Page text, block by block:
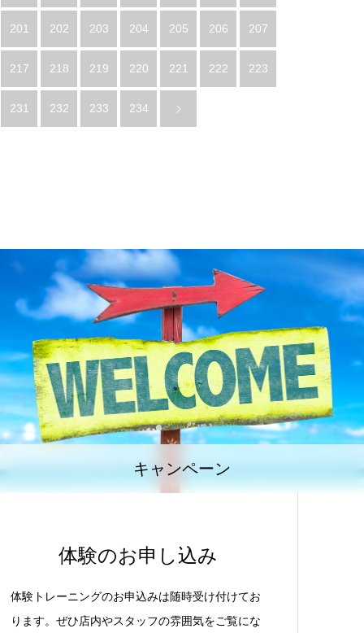
201 202 203 204 205 206 207
217 218 219 220 221 222 223
231 232 233 234
キャンペーン
体験のお申し込み
体験トレーニングのお申込みは随時受け付けてお
ります。ぜひ店内やスタッフの雰囲気をご覧にな